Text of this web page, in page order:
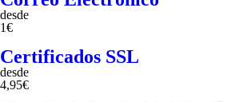
desde
1€
Certificados SSL
desde
4,95€